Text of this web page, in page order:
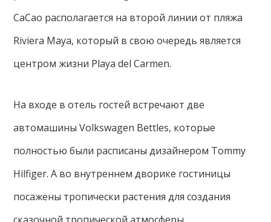
CaCao располагается на второй линии от пляжа
Riviera Maya, который в свою очередь является
центром жизни Playa del Carmen.
На входе в отель гостей встречают две
автомашины Volkswagen Bettles, которые
полностью были расписаны дизайнером Tommy
Hilfiger. А во внутреннем дворике гостиницы
посажены тропически растения для создания